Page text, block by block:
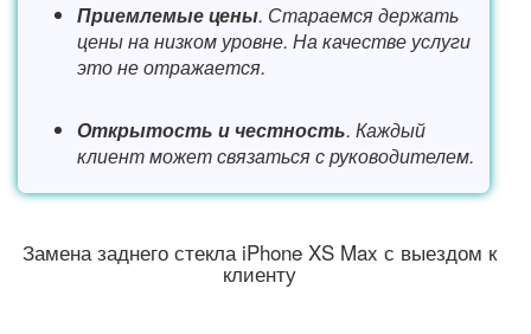
Приемлемые цены. Стараемся держать
цены на низком уровне. На качестве услуги
это не отражается.
Открытость и честность. Каждый
клиент может связаться с руководителем.
Замена заднего стекла iPhone XS Max с выездом к
клиенту